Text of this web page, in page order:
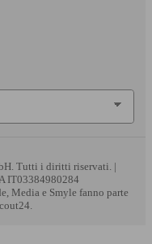
Tutti i diritti riservati. |
IT03384980284
Media e Smyle fanno parte